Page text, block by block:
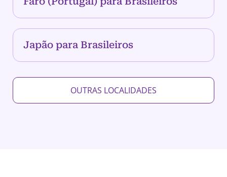
Japão para Brasileiros
OUTRAS LOCALIDADES